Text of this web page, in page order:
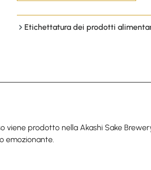
Etichettatura dei prodotti
prodotto nella Akashi Sake
emozionante.